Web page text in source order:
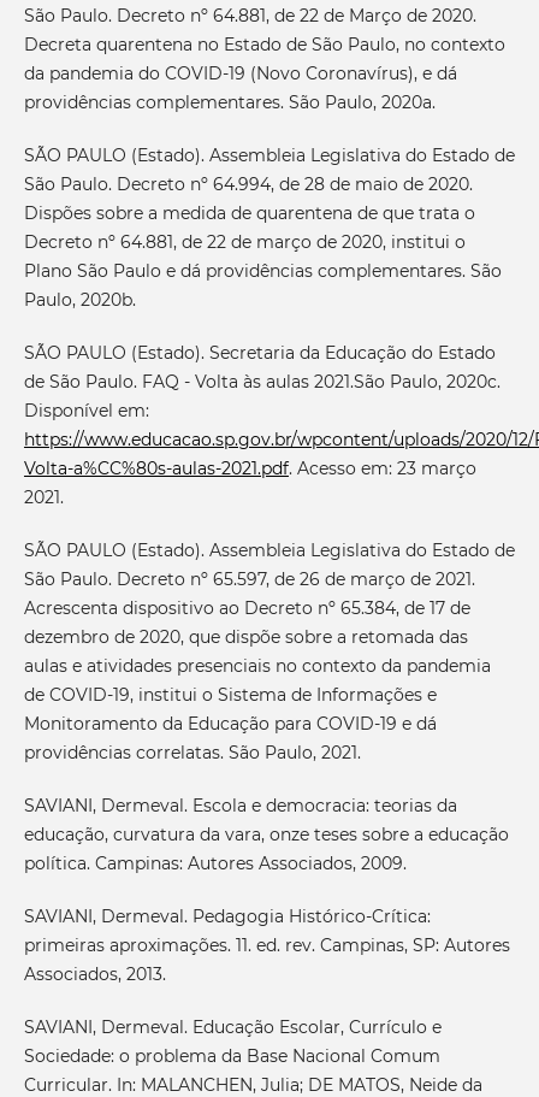
São Paulo. Decreto nº 64.881, de 22 de Março de 2020.
Decreta quarentena no Estado de São Paulo, no contexto
da pandemia do COVID-19 (Novo Coronavírus), e dá
providências complementares. São Paulo, 2020a.
SÃO PAULO (Estado). Assembleia Legislativa do Estado de
São Paulo. Decreto nº 64.994, de 28 de maio de 2020.
Dispões sobre a medida de quarentena de que trata o
Decreto nº 64.881, de 22 de março de 2020, institui o
Plano São Paulo e dá providências complementares. São
Paulo, 2020b.
SÃO PAULO (Estado). Secretaria da Educação do Estado
de São Paulo. FAQ - Volta às aulas 2021.São Paulo, 2020c.
Disponível em:
https://www.educacao.sp.gov.br/wpcontent/uploads/2020/12/
Volta-a%CC%80s-aulas-2021.pdf. Acesso em: 23 março
2021.
SÃO PAULO (Estado). Assembleia Legislativa do Estado de
São Paulo. Decreto nº 65.597, de 26 de março de 2021.
Acrescenta dispositivo ao Decreto nº 65.384, de 17 de
dezembro de 2020, que dispõe sobre a retomada das
aulas e atividades presenciais no contexto da pandemia
de COVID-19, institui o Sistema de Informações e
Monitoramento da Educação para COVID-19 e dá
providências correlatas. São Paulo, 2021.
SAVIANI, Dermeval. Escola e democracia: teorias da
educação, curvatura da vara, onze teses sobre a educação
política. Campinas: Autores Associados, 2009.
SAVIANI, Dermeval. Pedagogia Histórico-Crítica:
primeiras aproximações. 11. ed. rev. Campinas, SP: Autores
Associados, 2013.
SAVIANI, Dermeval. Educação Escolar, Currículo e
Sociedade: o problema da Base Nacional Comum
Curricular. In: MALANCHEN, Julia; DE MATOS, Neide da